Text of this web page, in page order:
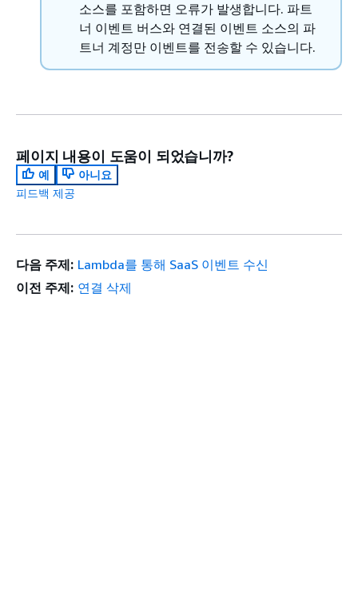
소스를 포함하면 오류가 발생합니다. 파트
너 이벤트 버스와 연결된 이벤트 소스의 파
트너 계정만 이벤트를 전송할 수 있습니다.
페이지 내용이 도움이 되었습니까?
예
아니요
피드백 제공
다음 주제: Lambda를 통해 SaaS 이벤트 수신
이전 주제: 연결 삭제